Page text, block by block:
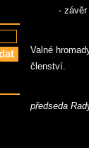
- závěr
Valné
členství.
předseda